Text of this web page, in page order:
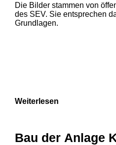
1 2
Die Bilder stammen von
des SEV. Sie entsprechen
Grundlagen.
Weiterlesen
Bau der Anlage